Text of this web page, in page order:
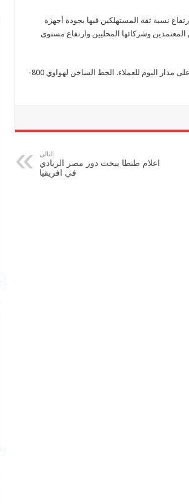
نسبة ثقة المستهلكين فيها بجودة أجهزة
المعتمدين وشركائها المحليين وارتفاع مستوى
اعتباراً من الأول من شهر يوليو، ستقدم هواوي خدمة الخط الساخن على مدار اليوم للعملاء. الخط الساخن لهواوي 800-
التالي
اعلام طنطا يبحث دور مصر الريادي
في افريقيا